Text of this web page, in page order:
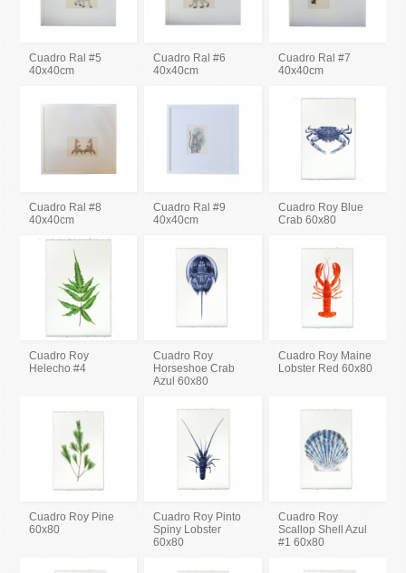
Cuadro Ral #5
40x40cm
Cuadro Ral #6
40x40cm
Cuadro Ral #7
40x40cm
Cuadro Ral #8
40x40cm
Cuadro Ral #9
40x40cm
Cuadro Roy Blue
Crab 60x80
Cuadro Roy
Helecho #4
Cuadro Roy
Horseshoe Crab
Azul 60x80
Cuadro Roy Maine
Lobster Red 60x80
Cuadro Roy Pine
60x80
Cuadro Roy Pinto
Spiny Lobster
60x80
Cuadro Roy
Scallop Shell Azul
#1 60x80